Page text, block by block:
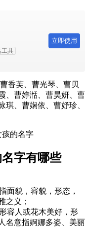
工具
立即使用
香芙、曹光琴、曹贝
、曹婷湉、曹昊妍、曹
琪、曹娴依、曹妤珍、
字有哪些
面貌，容貌，形态，
之义；
容人或花木美好，形
名意指婀娜多姿、美丽